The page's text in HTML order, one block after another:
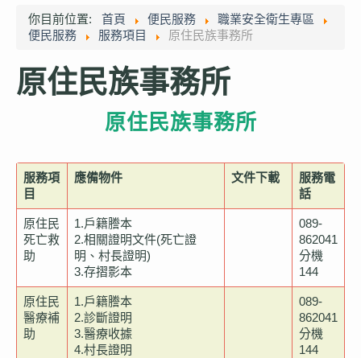
觀光導覽
防災專區
你目前位置: 首頁 便民服務
職業安全衛生專區
便民服務
服務項目 原住民族事務所
原住民族事務所
原住民族事務所
服務項
目
應備物件 文件下載
服務電
話
原住民
死亡救
助
1.戶籍謄本
2.相關證明文件(死亡證
明、村長證明)
3.存摺影本
089-
862041
分機
144
原住民
醫療補
助
1.戶籍謄本
2.診斷證明
3.醫療收據
4.村長證明
089-
862041
分機
144